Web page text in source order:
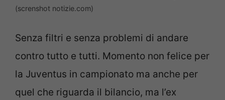
(screnshot notizie.com)
Senza filtri e senza problemi di andare
contro tutto e tutti. Momento non felice per
la Juventus in campionato ma anche per
quel che riguarda il bilancio, ma l’ex